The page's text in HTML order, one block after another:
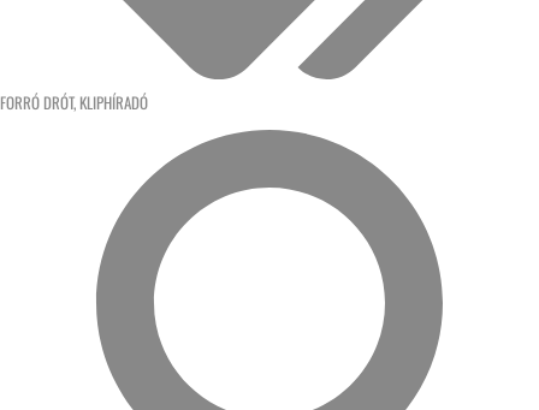
FORRÓ DRÓT, KLIPHÍRADÓ